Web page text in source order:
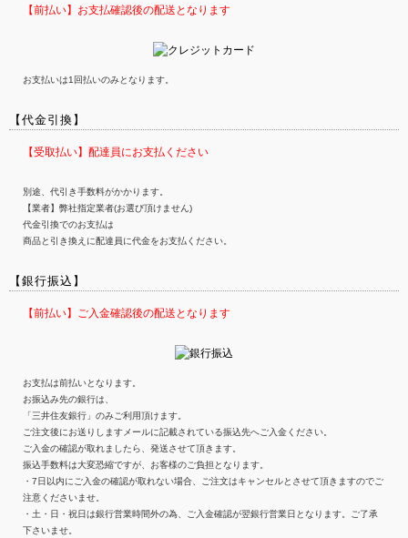
【前払い】お支払確認後の配送となります
お支払いは1回払いのみとなります。
【代金引換】
【受取払い】配達員にお支払ください
別途、代引き手数料がかかります。
【業者】弊社指定業者(お選び頂けません)
代金引換でのお支払は
商品と引き換えに配達員に代金をお支払ください。
【銀行振込】
【前払い】ご入金確認後の配送となります
お支払は前払いとなります。
お振込み先の銀行は、
「三井住友銀行」のみご利用頂けます。
ご注文後にお送りしますメールに記載されている振込先へご入金ください。
ご入金の確認が取れましたら、発送させて頂きます。
振込手数料は大変恐縮ですが、お客様のご負担となります。
・7日以内にご入金の確認が取れない場合、ご注文はキャンセルとさせて頂きますのでご
注意くださいませ。
・土・日・祝日は銀行営業時間外の為、ご入金確認が翌銀行営業日となります。ご了承
下さいませ。